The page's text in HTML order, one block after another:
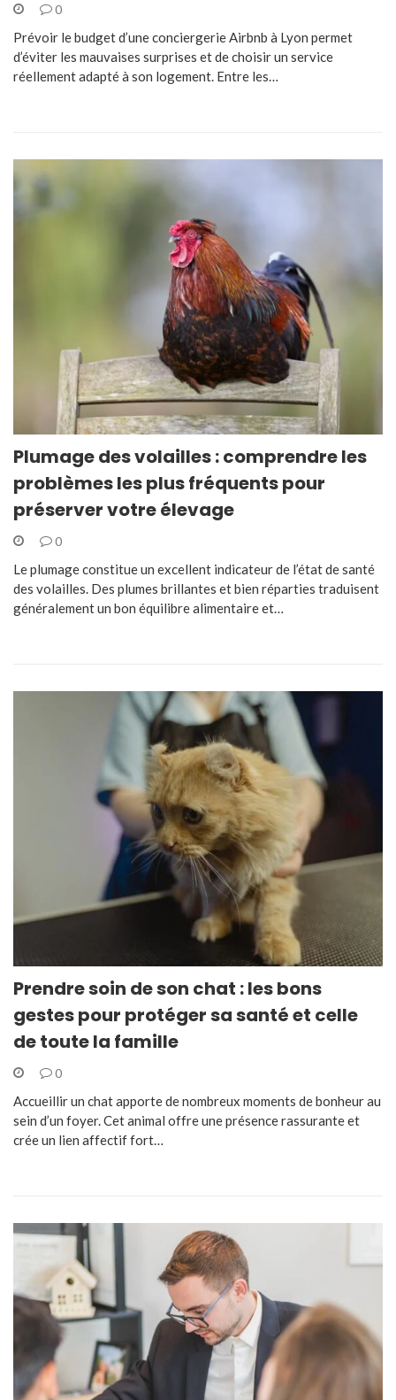
0
Prévoir le budget d’une conciergerie Airbnb à Lyon permet
d’éviter les mauvaises surprises et de choisir un service
réellement adapté à son logement. Entre les…
Plumage des volailles : comprendre les
problèmes les plus fréquents pour
préserver votre élevage
0
Le plumage constitue un excellent indicateur de l’état de santé
des volailles. Des plumes brillantes et bien réparties traduisent
généralement un bon équilibre alimentaire et…
Prendre soin de son chat : les bons
gestes pour protéger sa santé et celle
de toute la famille
0
Accueillir un chat apporte de nombreux moments de bonheur au
sein d’un foyer. Cet animal offre une présence rassurante et
crée un lien affectif fort…